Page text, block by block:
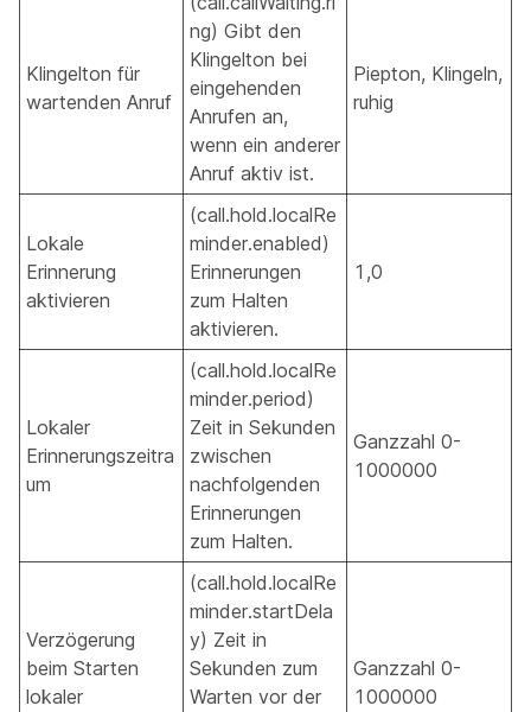
Klingelton für
wartenden Anruf
ng) Gibt den
Klingelton bei
eingehenden
Anrufen an,
wenn ein anderer
Anruf aktiv ist.
Piepton, Klingeln,
ruhig
Lokale
Erinnerung
aktivieren
(call.hold.localRe
minder.enabled)
Erinnerungen
zum Halten
aktivieren.
1,0
Lokaler
Erinnerungszeitra
um
(call.hold.localRe
minder.period)
Zeit in Sekunden
zwischen
nachfolgenden
Erinnerungen
zum Halten.
Ganzzahl 0-
1000000
Verzögerung
beim Starten
lokaler
(call.hold.localRe
minder.startDela
y) Zeit in
Sekunden zum
Warten vor der
Ganzzahl 0-
1000000